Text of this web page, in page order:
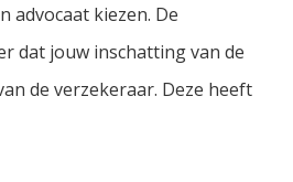
advocaat kiezen. De
dat jouw inschatting van de
de verzekeraar. Deze heeft